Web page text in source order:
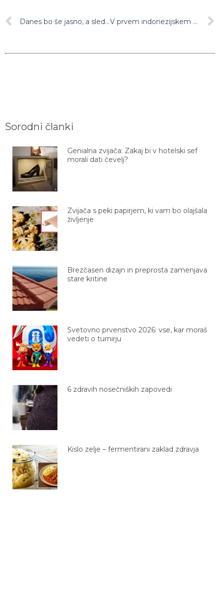
Danes bo še jasno, a sledi občutna sprememba V prvem indonezijskem muzeju sodobne umetnosti domuje okoli 800 slik in skulptur
Sorodni članki
Genialna zvijača: Zakaj bi v hotelski sef
morali dati čevelj?
Zvijača s peki papirjem, ki vam bo olajšala
življenje
Brezčasen dizajn in preprosta zamenjava
stare kritine
Svetovno prvenstvo 2026: vse, kar moraš
vedeti o turnirju
6 zdravih nosečniških zapovedi
Kislo zelje – fermentirani zaklad zdravja